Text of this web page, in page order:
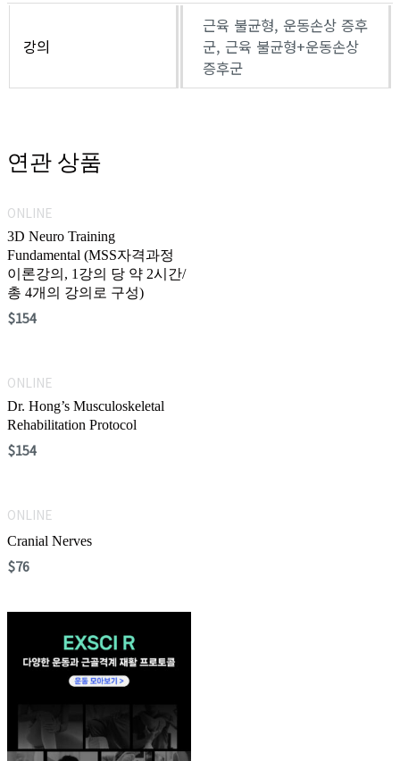
강의
근육 불균형, 운동손상 증후
군, 근육 불균형+운동손상
증후군
연관 상품
ONLINE
3D Neuro Training
Fundamental (MSS자격과정
이론강의, 1강의 당 약 2시간/
총 4개의 강의로 구성)
$154
ONLINE
Dr. Hong’s Musculoskeletal
Rehabilitation Protocol
$154
ONLINE
Cranial Nerves
$76